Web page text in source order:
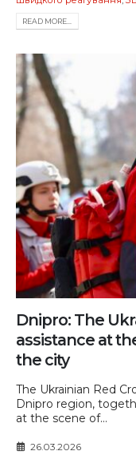
READ MORE...
Dnipro: The
assistance at
the city
The Ukrainian Red
Dnipro region,
at the scene of...
26.03.2026